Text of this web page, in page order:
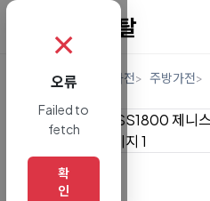
렌탈 디지털/가전 주방가전
✗
오류
Failed to
fetch
확
인